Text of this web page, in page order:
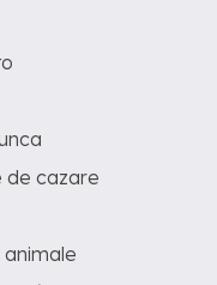
de cazare